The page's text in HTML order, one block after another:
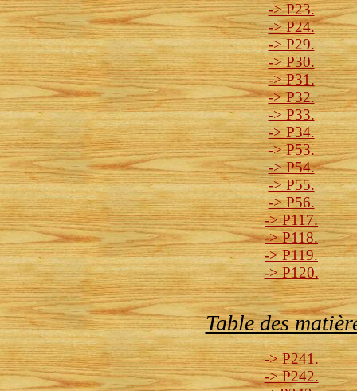
-> P23.
-> P24.
-> P29.
-> P30.
-> P31.
-> P32.
-> P33.
-> P34.
-> P53.
-> P54.
-> P55.
-> P56.
-> P117.
-> P118.
-> P119.
-> P120.
Table des
-> P241.
-> P242.